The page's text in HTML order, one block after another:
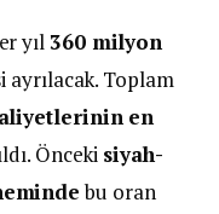
yıl360 milyon
Toplam
en
Önceki siyah-
bu oran